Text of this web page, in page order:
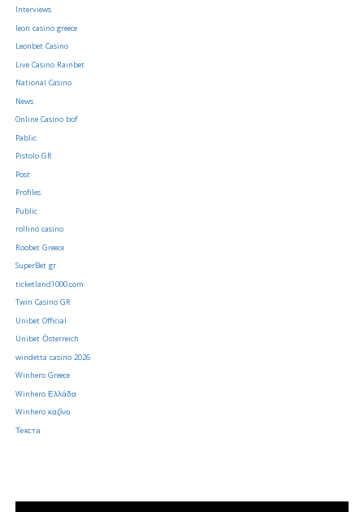
Interviews
leon casino greece
Leonbet Casino
Live Casino Rainbet
National Casino
News
Online Casino bof
Pablic
Pistolo GR
Post
Profiles
Public
rollino casino
Roobet Greece
SuperBet gr
ticketland1000.com
Twin Casino GR
Unibet Official
Unibet Österreich
windetta casino 2026
Winhero Greece
Winhero Ελλάδα
Winhero καζίνο
Текста